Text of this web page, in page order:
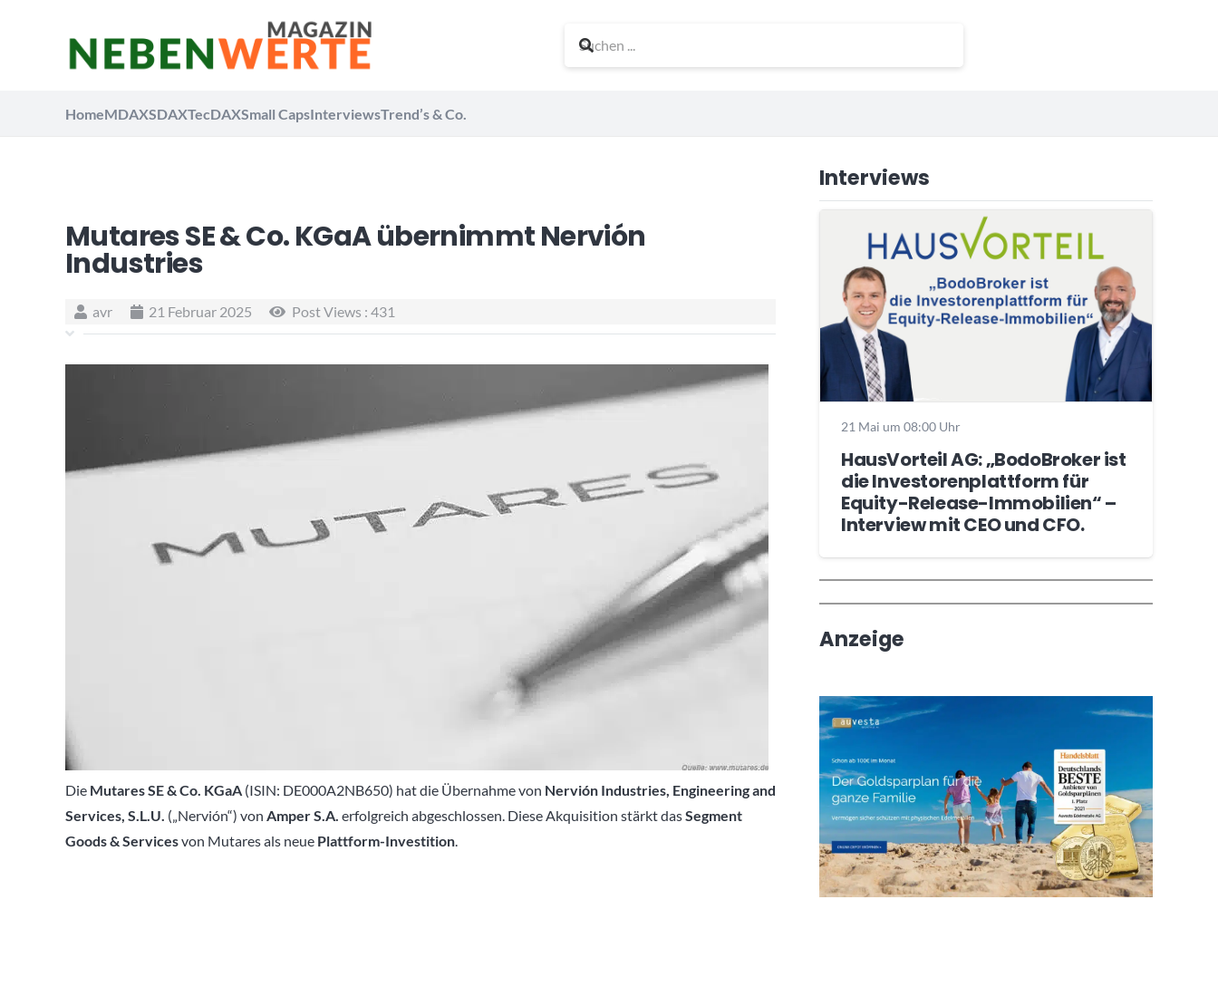
HomeMDAXSDAXTecDAXSmall CapsInterviewsTrend’s & Co.
Mutares SE & Co. KGaA übernimmt Nervión
Industries
avr 21 Februar 2025 Post Views : 431
Die Mutares SE & Co. KGaA (ISIN: DE000A2NB650) hat die Übernahme von Nervión Industries, Engineering and
Services, S.L.U. („Nervión“) von Amper S.A. erfolgreich abgeschlossen. Diese Akquisition stärkt dasSegment
Goods & Servicesvon Mutares als neue Plattform-Investition.
Interviews
21 Mai um 08:00 Uhr
HausVorteil AG: „BodoBroker ist
die Investorenplattform für
Equity-Release-Immobilien“ –
Interview mit CEO und CFO.
Wochenrückblick
Trendthemen
Anzeige